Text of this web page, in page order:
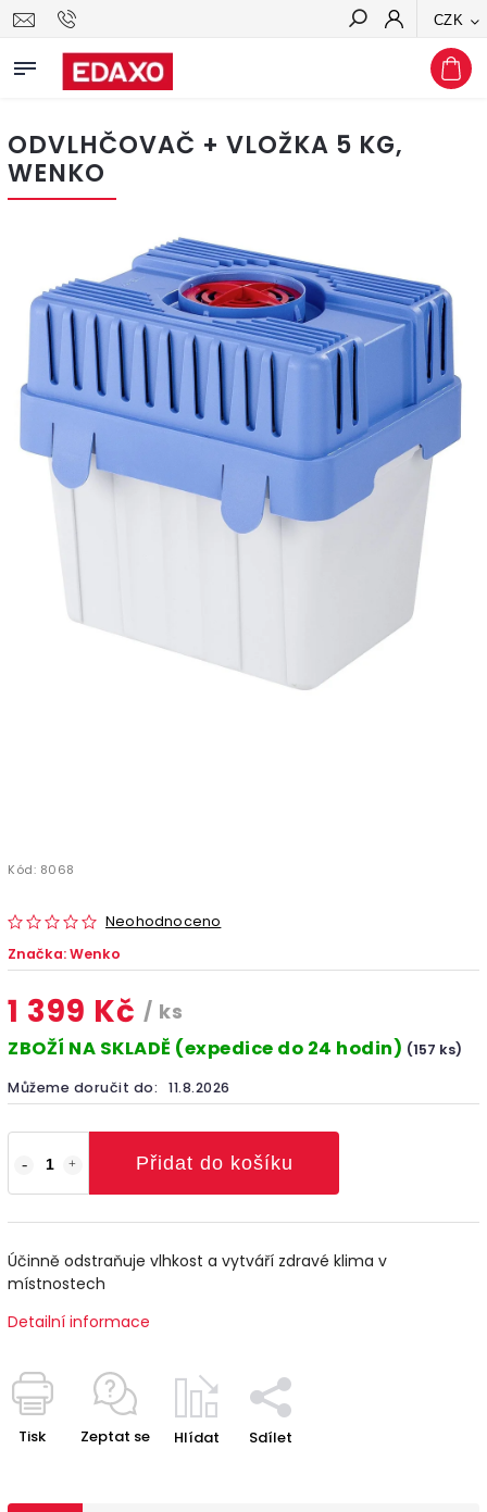
CZK
Hledat
ODVLHČOVAČ + VLOŽKA 5 KG,
WENKO
Kód: 8068
Neohodnoceno
Značka:Wenko
1 399 Kč / ks
ZBOŽÍ NA SKLADĚ (expedice do 24 hodin) (157 ks)
Můžeme doručit do: 11.8.2026
Přidat do košíku
Účinně odstraňuje vlhkost a vytváří zdravé klima v
místnostech
Detailní informace
Tisk Zeptat se Hlídat Sdílet